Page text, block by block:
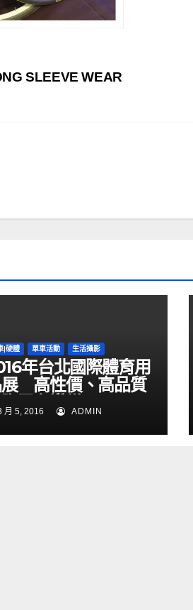
SLEEVE WEAR
|硬體 單車活動 生活攝影
年台北國際體育用
高性價、高品質
買主讚賞
月 5, 2016 ADMIN